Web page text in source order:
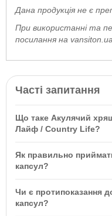
Дана продукція не є
При використанні та
посилання на
Часті запитання
Що таке Акулячий
Лайф / Country Life?
- це біологічна добавка,
джерело глюкозаміну. Він
здоров'я суглобів.
Як правильно
капсул?
рази на день між
результатів.
Чи є протипоказання
капсул?